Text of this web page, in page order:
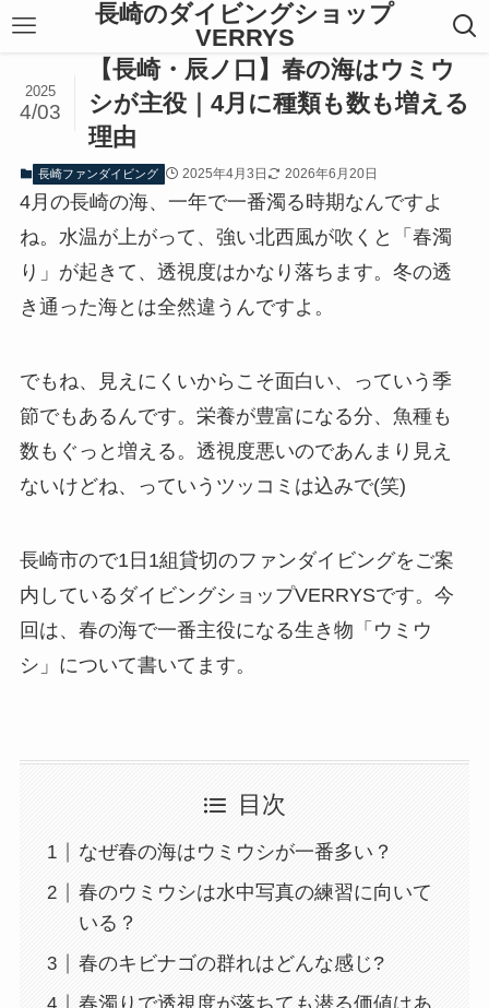
長崎のダイビングショップ
VERRYS
【長崎・辰ノ口】春の海はウミウ
シが主役｜4月に種類も数も増える
理由
2025
4/03
長崎ファンダイビング 2025年4月3日 2026年6月20日
4月の長崎の海、一年で一番濁る時期なんですよ
ね。水温が上がって、強い北西風が吹くと「春濁
り」が起きて、透視度はかなり落ちます。冬の透
き通った海とは全然違うんですよ。
でもね、見えにくいからこそ面白い、っていう季
節でもあるんです。栄養が豊富になる分、魚種も
数もぐっと増える。透視度悪いのであんまり見え
ないけどね、っていうツッコミは込みで(笑)
長崎市ので1日1組貸切のファンダイビングをご案
内しているダイビングショップVERRYSです。今
回は、春の海で一番主役になる生き物「ウミウ
シ」について書いてます。
目次
なぜ春の海はウミウシが一番多い？
春のウミウシは水中写真の練習に向いて
いる？
春のキビナゴの群れはどんな感じ?